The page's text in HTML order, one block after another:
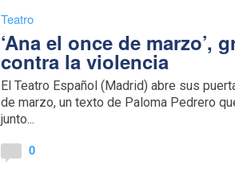
Teatro
‘Ana el once de marzo’,
contra la violencia
El Teatro Español (Madrid) abre sus
de marzo, un texto de Paloma Pedrero
junto...
0